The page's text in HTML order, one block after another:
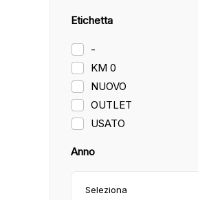
Etichetta
-
KM 0
NUOVO
OUTLET
USATO
Anno
Seleziona